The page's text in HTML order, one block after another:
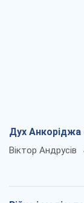
Дух Анкоріджа
Віктор Андрусів